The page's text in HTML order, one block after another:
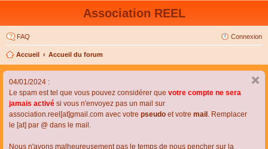
Association REEL
FAQ Connexion
Accueil Accueil du forum
04/01/2024 :
Le spam est tel que vous pouvez considérer que votre compte ne sera
jamais activé si vous n'envoyez pas un mail sur
association.reel[at]gmail.com avec votre pseudo et votre mail . Remplacer
le [at] par @ dans le mail.
Nous n'avons malheureusement pas le temps de nous pencher sur la